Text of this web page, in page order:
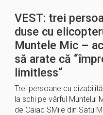
VEST: trei
duse cu
Muntele Mic –
să arate că
limitless“
Trei persoane cu
la schi pe vârful Muntelui
de Caiac SMile din Satu